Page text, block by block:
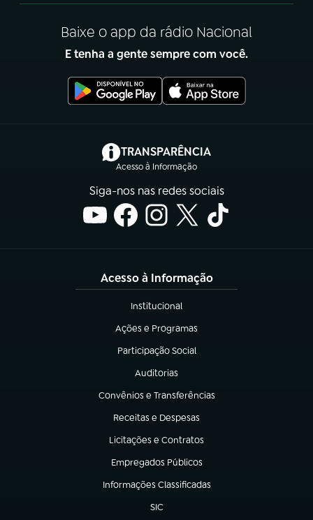
Baixe o app da rádio Nacional
E tenha a gente sempre com você.
TRANSPARÊNCIA
Acesso à Informação
(abre em nova aba)
Siga-nos nas redes sociais
Acesso à Informação
Institucional
(abre em nova aba)
Ações e Programas
(abre em nova aba)
Participação Social
(abre em nova aba)
Auditorias
(abre em nova aba)
Convênios e Transferências
(abre em nova aba)
Receitas e Despesas
(abre em nova aba)
Licitações e Contratos
(abre em nova aba)
Empregados Públicos
(abre em nova aba)
Informações Classificadas
(abre em nova aba)
SIC
(abre em nova aba)